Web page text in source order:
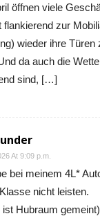
öffnen viele
flankierend zur
wieder ihre
da auch die
sind, […]
At 9:09 p.m.
bei meinem 4L*
nicht leisten.
ist Hubraum gemeint)